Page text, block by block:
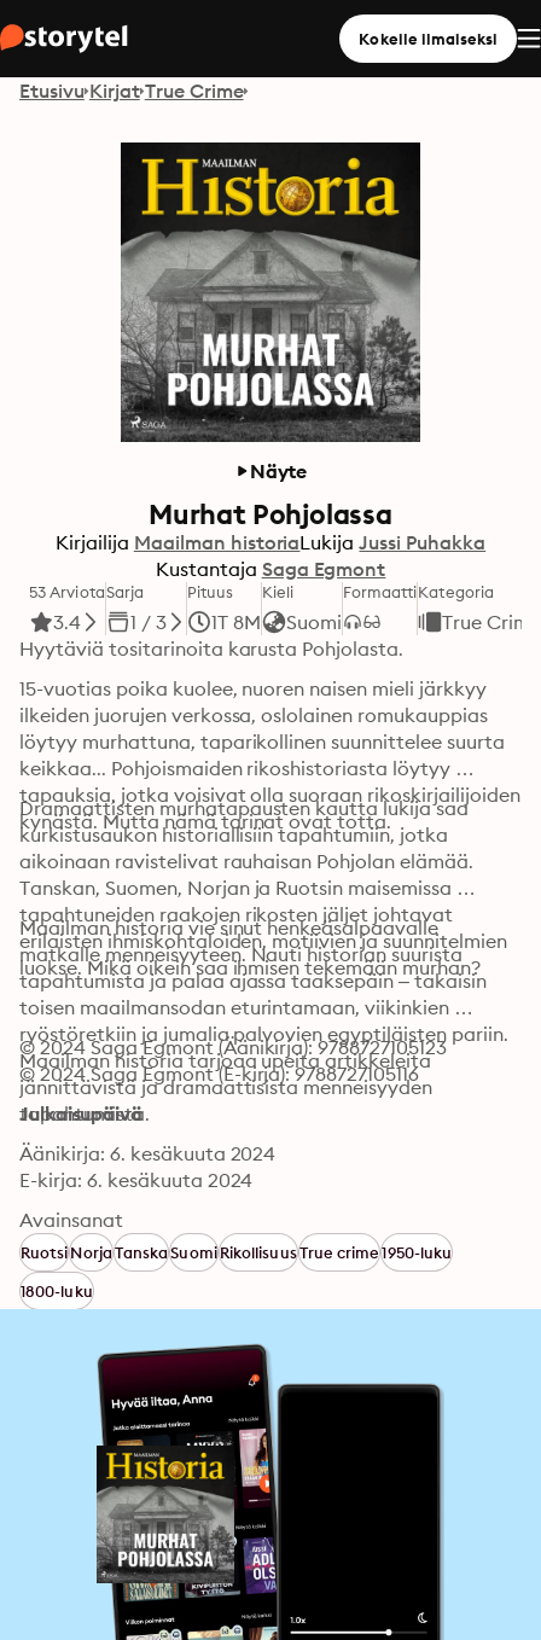
Kokeile ilmaiseksi
Etusivu Kirjat True Crime
Näyte
Murhat Pohjolassa
Kirjailija Maailman historiaLukija Jussi Puhakka
Kustantaja Saga Egmont
53 Arviota
3.4
Sarja
1 / 3
Pituus
1T 8M
Kieli
Suomi
FormaattiKategoria
True Crime
Hyytäviä tositarinoita karusta Pohjolasta.
15-vuotias poika kuolee, nuoren naisen mieli järkkyy
ilkeiden juorujen verkossa, oslolainen romukauppias
löytyy murhattuna, taparikollinen suunnittelee suurta
keikkaa... Pohjoismaiden rikoshistoriasta löytyy
tapauksia, jotka voisivat olla suoraan rikoskirjailijoiden
kynästä. Mutta nämä tarinat ovat totta.
Dramaattisten murhatapausten kautta lukija saa
kurkistusaukon historiallisiin tapahtumiin, jotka
aikoinaan ravistelivat rauhaisan Pohjolan elämää.
Tanskan, Suomen, Norjan ja Ruotsin maisemissa
tapahtuneiden raakojen rikosten jäljet johtavat
erilaisten ihmiskohtaloiden, motiivien ja suunnitelmien
luokse. Mikä oikein saa ihmisen tekemään murhan?
Maailman historia vie sinut henkeäsalpaavalle
matkalle menneisyyteen. Nauti historian suurista
tapahtumista ja palaa ajassa taaksepäin – takaisin
toisen maailmansodan eturintamaan, viikinkien
ryöstöretkiin ja jumalia palvovien egyptiläisten pariin.
Maailman historia tarjoaa upeita artikkeleita
jännittävistä ja dramaattisista menneisyyden
tapahtumista.
© 2024 Saga Egmont (Äänikirja): 9788727105123
© 2024 Saga Egmont (E-kirja): 9788727105116
Julkaisupäivä
Äänikirja: 6. kesäkuuta 2024
E-kirja: 6. kesäkuuta 2024
Avainsanat
RuotsiNorjaTanskaSuomiRikollisuusTrue crime1950-luku
1800-luku